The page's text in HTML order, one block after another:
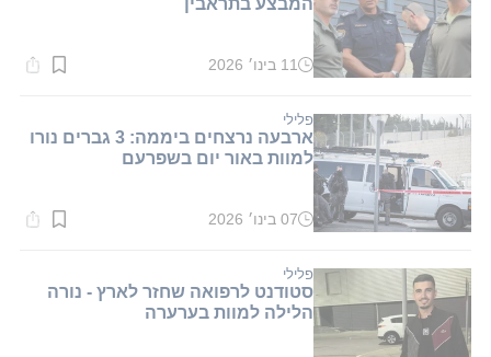
זמן
דקות.
11 בינו׳ 2026
פלילי
ארבעה נרצחים ביממה: 3 גברים נורו
למוות באור יום בשפרעם
זמן
דקות.
07 בינו׳ 2026
פלילי
סטודנט לרפואה שחזר לארץ - נורה
הלילה למוות בערערה